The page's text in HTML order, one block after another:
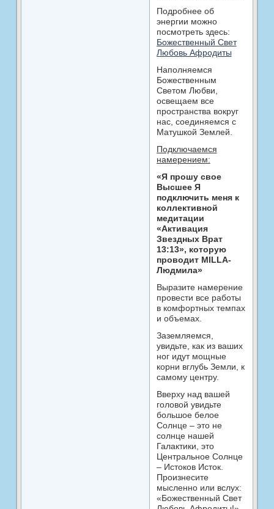
Подробнее об
энергии можно
посмотреть здесь:
Божественный Свет
Любовь Афродиты
Наполняемся
Божественным
Светом Любви,
освещаем все
пространства вокруг
нас, соединяемся с
Матушкой Землей.
Подключаемся
намерением:
«Я прошу свое
Высшее Я
подключить меня к
коллективной
медитации
«Активация
Звездных Врат
13:13», которую
проводит MILLA-
Людмила»
Выразите намерение
провести все работы
в комфортных темпах
и объемах.
Заземляемся,
увидьте, как из ваших
ног идут мощные
корни вглубь Земли, к
самому центру.
Вверху над вашей
головой увидьте
большое белое
Солнце – это не
солнце нашей
Галактики, это
Центральное Солнце
– Истоков Исток.
Произнесите
мысленно или вслух:
«Божественный Свет